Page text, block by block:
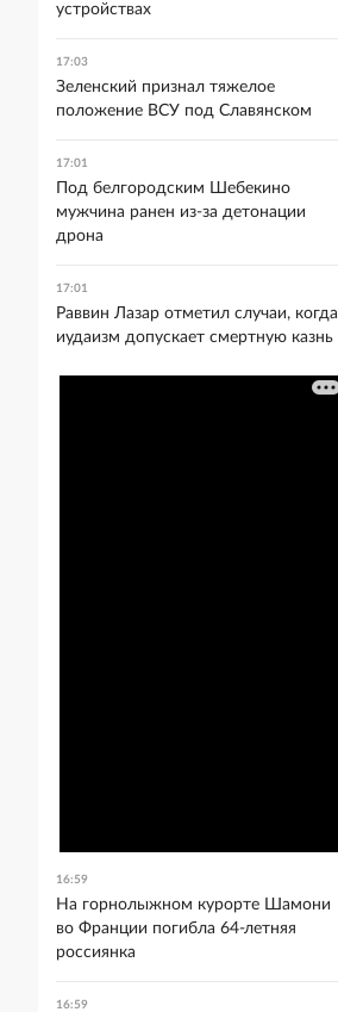
устройствах
17:03
Зеленский признал тяжелое
положение ВСУ под Славянском
17:01
Под белгородским Шебекино
мужчина ранен из-за детонации
дрона
17:01
Раввин Лазар отметил случаи, когда
иудаизм допускает смертную казнь
16:59
На горнолыжном курорте Шамони
во Франции погибла 64-летняя
россиянка
16:59